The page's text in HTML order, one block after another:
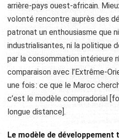
arrière-pays ouest-africain.
volonté rencontre auprès des
patronat un enthousiasme que
industrialisantes, ni la politique
par la consommation intérieure
comparaison avec l’Extrême-
une fois : ce que le Maroc
c’est le modèle compradorial
longue distance].
Le modèle de développement